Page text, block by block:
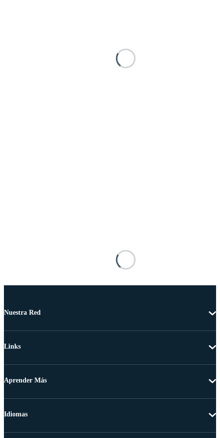
Nuestra Red
Links
Aprender Más
Idiomas